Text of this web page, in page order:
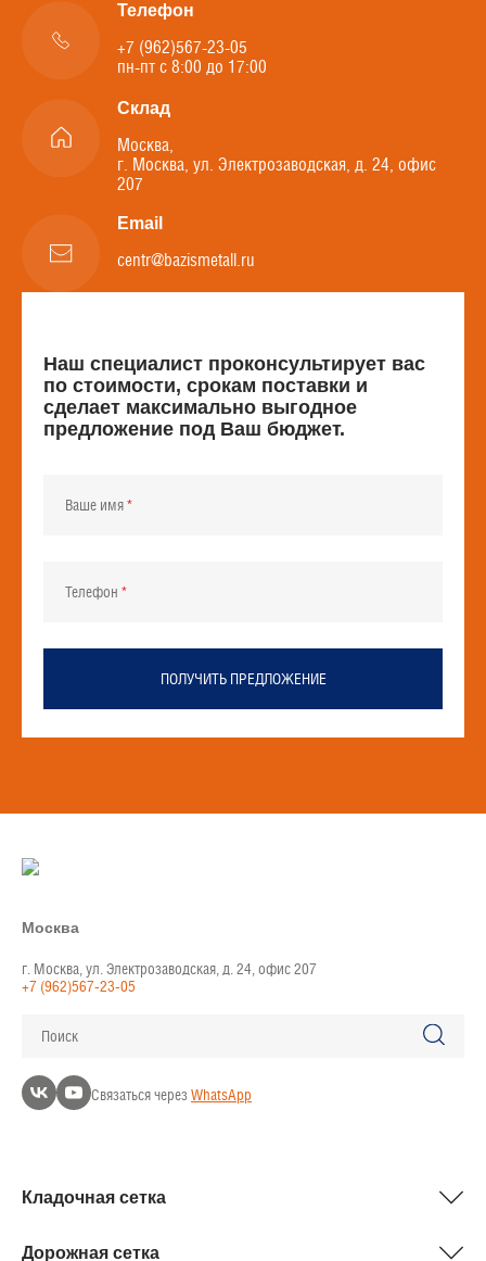
Телефон
+7 (962)567-23-05
пн-пт с 8:00 до 17:00
Склад
Москва,
г. Москва, ул. Электрозаводская, д. 24, офис
207
Email
centr@bazismetall.ru
Наш специалист проконсультирует вас
по стоимости, срокам поставки и
сделает максимально выгодное
предложение под Ваш бюджет.
Ваше имя
Телефон
ПОЛУЧИТЬ ПРЕДЛОЖЕНИЕ
Москва
г. Москва, ул. Электрозаводская, д. 24, офис 207
+7 (962)567-23-05
Поиск
Связаться черезWhatsApp
Кладочная сетка
Дорожная сетка